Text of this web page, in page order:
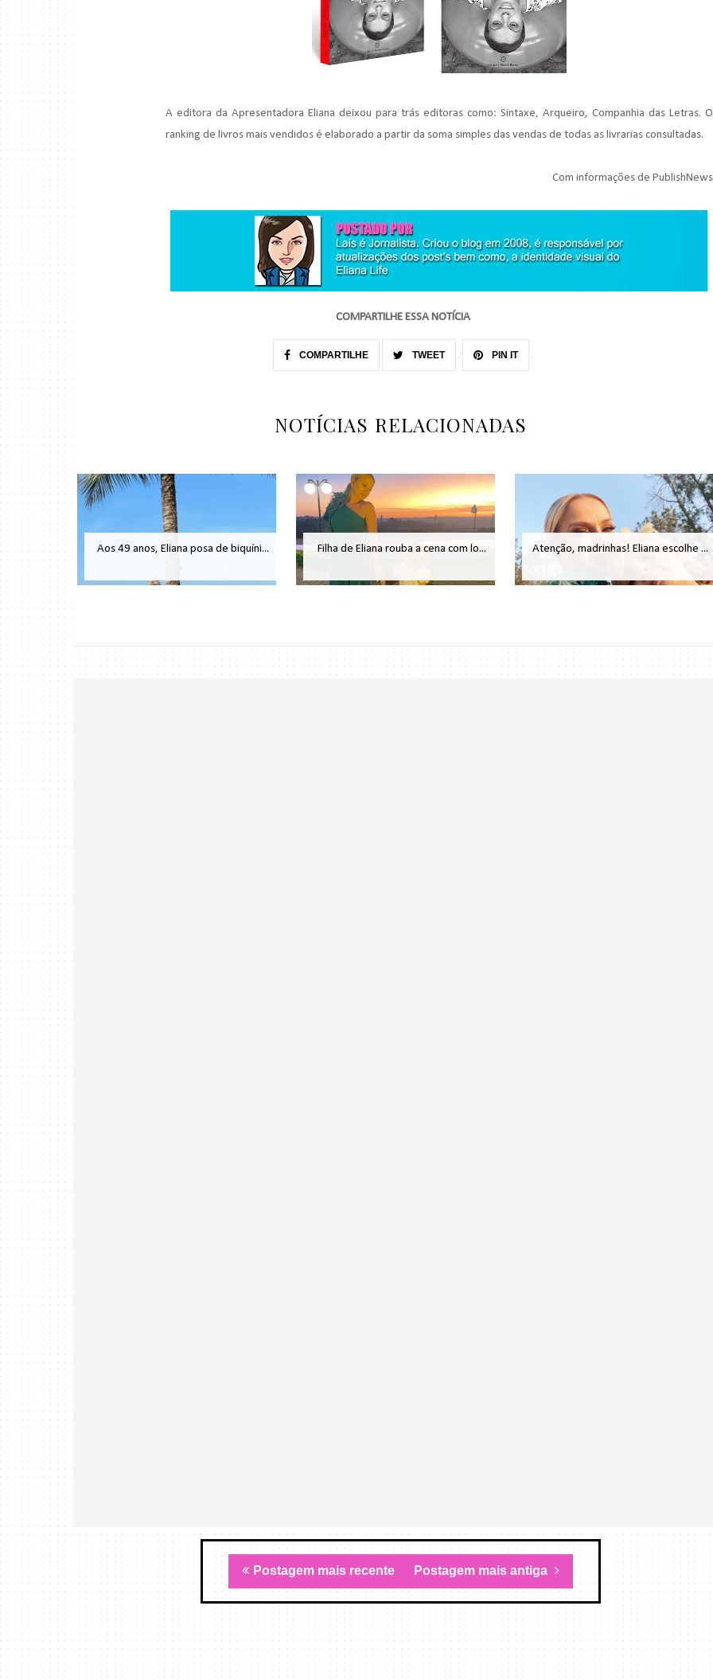
A editora da Apresentadora Eliana deixou para trás editoras como: Sintaxe, Arqueiro, Companhia das Letras. O
ranking de livros mais vendidos é elaborado a partir da soma simples das vendas de todas as livrarias consultadas.
Com informações de PublishNews
COMPARTILHE ESSA NOTÍCIA
COMPARTILHE TWEET PIN IT
NOTÍCIAS RELACIONADAS
Aos 49 anos, Eliana posa de biquíni... Filha de Eliana rouba a cena com lo... Atenção, madrinhas! Eliana escolhe ...
Postagem mais recente Postagem mais antiga